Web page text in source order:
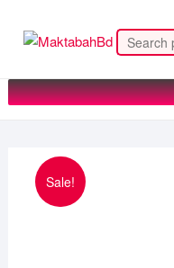
content
Sale!